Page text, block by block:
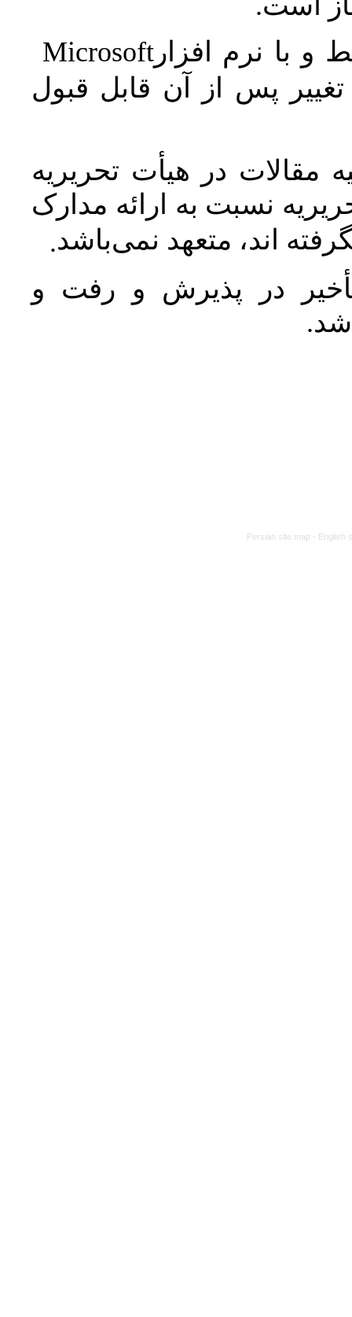
و با نرم افزارMicrosoft
پس از آن قابل قبول
مقالات در هیأت تحریریه
نسبت به ارائه مدارک
اند، متعهد نمی‌باشد.
در پذیرش و رفت و
شد.
Persian site map - English